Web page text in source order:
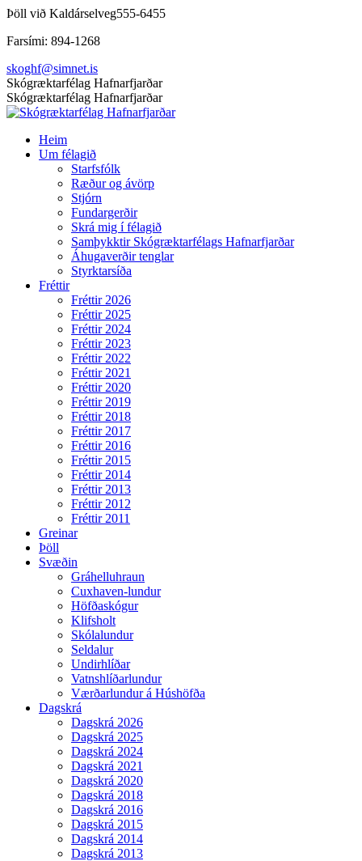
Skip
content
Þöll við Kaldárselveg555-6455
Farsími: 894-1268
skoghf@simnet.is
Facebook
page
opens
new
window
Skógræktarfélag Hafnarfjarðar
Skógræktarfélag Hafnarfjarðar
Heim
Um félagið
Starfsfólk
Ræður og ávörp
Stjórn
Fundargerðir
Skrá mig í félagið
Samþykktir Skógræktarfélags Hafnarfjarðar
Áhugaverðir tenglar
Styrktarsíða
Fréttir
Fréttir 2026
Fréttir 2025
Fréttir 2024
Fréttir 2023
Fréttir 2022
Fréttir 2021
Fréttir 2020
Fréttir 2019
Fréttir 2018
Fréttir 2017
Fréttir 2016
Fréttir 2015
Fréttir 2014
Fréttir 2013
Fréttir 2012
Fréttir 2011
Greinar
Þöll
Svæðin
Gráhelluhraun
Cuxhaven-lundur
Höfðaskógur
Klifsholt
Skólalundur
Seldalur
Undirhlíðar
Vatnshlíðarlundur
Værðarlundur á Húshöfða
Dagskrá
Dagskrá 2026
Dagskrá 2025
Dagskrá 2024
Dagskrá 2021
Dagskrá 2020
Dagskrá 2018
Dagskrá 2016
Dagskrá 2015
Dagskrá 2014
Dagskrá 2013